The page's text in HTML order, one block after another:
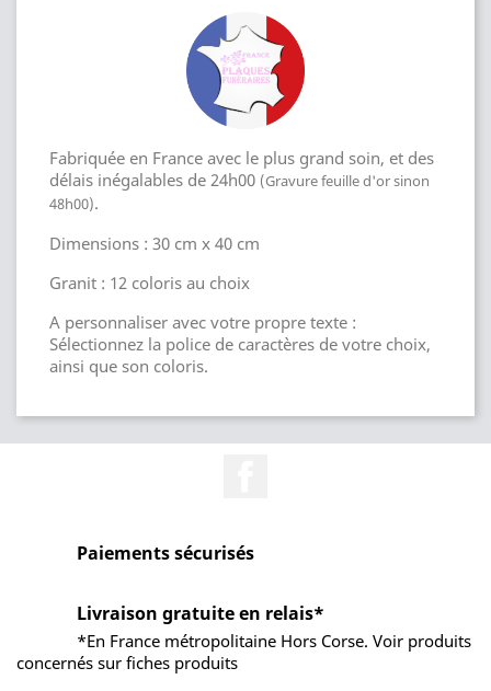
Fabriquée en France avec le plus grand soin, et des
délais inégalables de 24h00 (Gravure feuille d'or sinon
48h00).
Dimensions : 30 cm x 40 cm
Granit : 12 coloris au choix
A personnaliser avec votre propre texte :
Sélectionnez la police de caractères de votre choix,
ainsi que son coloris.
Paiements sécurisés
Livraison gratuite en relais*
*En France métropolitaine Hors Corse. Voir produits
concernés sur fiches produits